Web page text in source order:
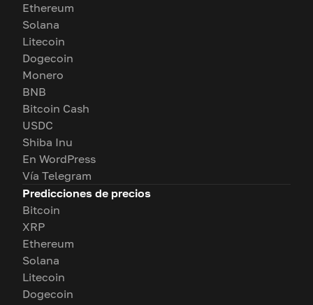
Ethereum
Solana
Litecoin
Dogecoin
Monero
BNB
Bitcoin Cash
USDC
Shiba Inu
En WordPress
Vía Telegram
Predicciones de precios
Bitcoin
XRP
Ethereum
Solana
Litecoin
Dogecoin